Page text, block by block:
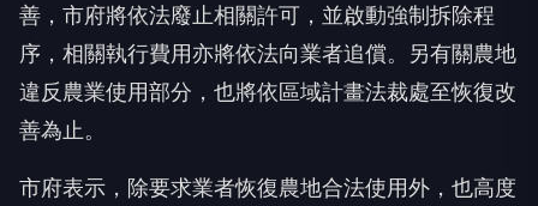
善，市府將依法廢止相關許可，並啟動強制拆除程
序，相關執行費用亦將依法向業者追償。另有關農地
違反農業使用部分，也將依區域計畫法裁處至恢復改
善為止。
市府表示，除要求業者恢復農地合法使用外，也高度